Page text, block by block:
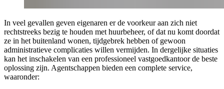
In veel gevallen geven eigenaren er de voorkeur aan zich niet
rechtstreeks bezig te houden met huurbeheer, of dat nu komt doordat
ze in het buitenland wonen, tijdgebrek hebben of gewoon
administratieve complicaties willen vermijden. In dergelijke situaties
kan het inschakelen van een professioneel vastgoedkantoor de beste
oplossing zijn. Agentschappen bieden een complete service,
waaronder: